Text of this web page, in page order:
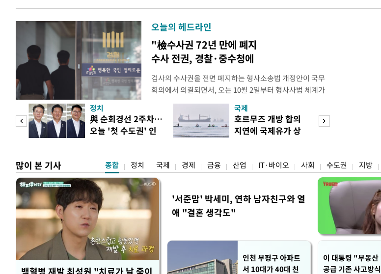
오늘의 헤드라인
"檢수사권 72년 만에 폐지
수사 전권, 경찰·중수청에
검사의 수사권을 전면 폐지하는 형사소송법 개정안이 국무
회의에서 의결되면서, 오는 10월 2일부터 형사사법 체계가
전면 개편된다. 검사의 모든 수사권이 사라지고 경찰이 인지
사건부터 고소·고발 사건까지 수사 전반을 전담하게 된다. 8
일 법조계에 따르면 검사의 보완수사를 폐지하고 수사 주체
를 사법경찰관으로 일원화하는 내용의 형사소송법 일부개
정치
與 순회경선 2주차…
오늘 '첫 수도권' 인
국제
호르무즈 개방 합의
지연에 국제유가 상
많이 본 기사 종합 정치 국제 경제 금융 산업 IT·바이오 사회 수도권 지방
백혈병 재발 최성원 "치료가 날 죽이
'서준맘' 박세미, 연하 남자친구와 열
애 "결혼 생각도"
인천 부평구 아파트
서 10대가 40대 친
이 대통령 "부동산
공급 기존 사고방식